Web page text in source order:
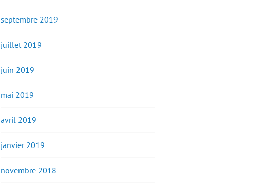
septembre 2019
juillet 2019
juin 2019
mai 2019
avril 2019
janvier 2019
novembre 2018